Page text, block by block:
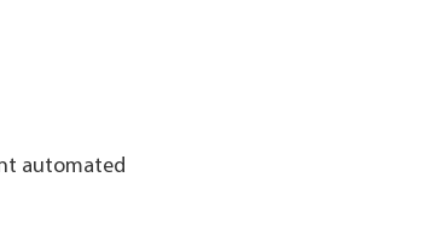
automated